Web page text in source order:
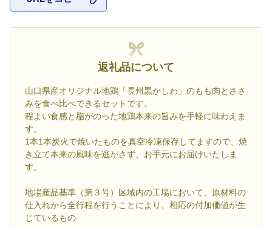
返礼品について
山口県産オリジナル地鶏「長州黒かしわ」のもも肉とささ
みを食べ比べできるセットです。
程よい食感と脂がのった地鶏本来の旨みを手軽に味わえま
す。
1本1本炭火で焼いたものを真空冷凍保存してますので、焼
き立て本来の風味を逃がさず、お手元にお届けいたしま
す。
地場産品基準（第３号）区域内の工場において、原材料の
仕入れから全行程を行うことにより、相応の付加価値が生
じているもの